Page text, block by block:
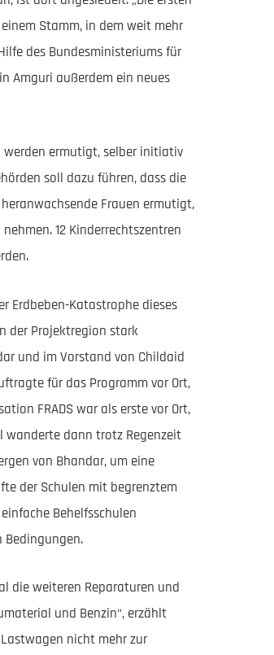
Stamm, in dem weit mehr
des Bundesministeriums für
Amguri außerdem ein neues
werden ermutigt, selber initiativ
soll dazu führen, dass die
Frauen ermutigt,
12 Kinderrechtszentren
Erdbeben-Katastrophe dieses
der Projektregion stark
und im Vorstand von Childaid
für das Programm vor Ort,
FRADS war als erste vor Ort,
wanderte dann trotz Regenzeit
von Bhandar, um eine
der Schulen mit begrenztem
Behelfsschulen
Bedingungen.
die weiteren Reparaturen und
und Benzin“, erzählt
nicht mehr zur